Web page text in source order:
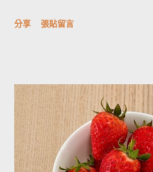
被附近的馬鈴薯泥吸收。 2014/12/
落擺放三個月。...
用材料容量重量換算表 名稱 1 小匙
3.9g --------- --------- 可可粉 2g 6g
利丁粉 3.3g 10g 細鹽 4.3g 13g
糖 4g 13g 170g 糖粉 2g 6g 100g 蜂蜜
14g 190g 鮮奶油 5g 15g 200g 奶油
180g 牛奶 6g 17g 210g 煉乳 6g
分享 張貼留言